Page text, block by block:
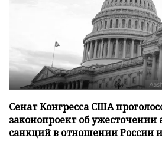
Сенат Конгресса США
законопроект об
санкций в отношении России